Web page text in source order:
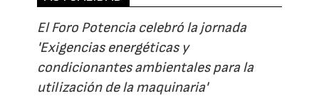
El Foro Potencia celebró la jornada
'Exigencias energéticas y
condicionantes ambientales para la
utilización de la maquinaria'